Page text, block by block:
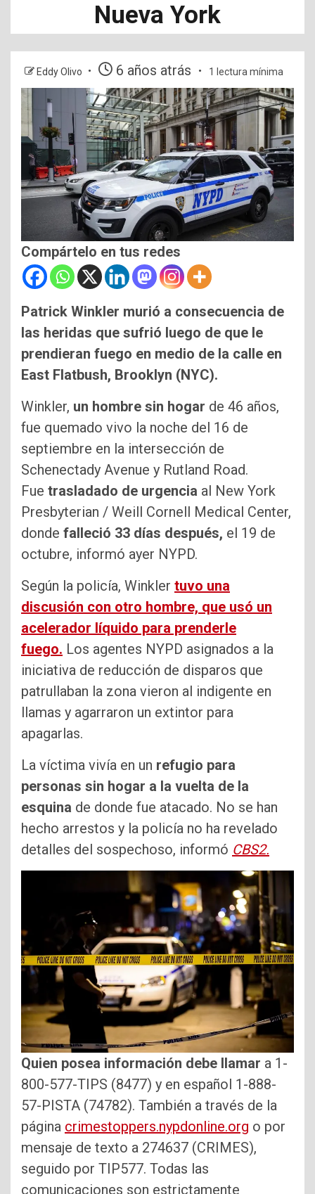
Nueva York
Eddy Olivo 6 años atrás 1 lectura mínima
Compártelo en tus redes
Patrick Winkler murió a consecuencia de
las heridas que sufrió luego de que le
prendieran fuego en medio de la calle en
East Flatbush, Brooklyn (NYC).
Winkler, un hombre sin hogar de 46 años,
fue quemado vivo la noche del 16 de
septiembre en la intersección de
Schenectady Avenue y Rutland Road.
Fue trasladado de urgencia al New York
Presbyterian / Weill Cornell Medical Center,
donde falleció 33 días después, el 19 de
octubre, informó ayer NYPD.
Según la policía, Winkler tuvo una
discusión con otro hombre, que usó un
acelerador líquido para prenderle
fuego. Los agentes NYPD asignados a la
iniciativa de reducción de disparos que
patrullaban la zona vieron al indigente en
llamas y agarraron un extintor para
apagarlas.
La víctima vivía en un refugio para
personas sin hogar a la vuelta de la
esquina de donde fue atacado. No se han
hecho arrestos y la policía no ha revelado
detalles del sospechoso, informó CBS2.
Quien posea información debe llamar a 1-
800-577-TIPS (8477) y en español 1-888-
57-PISTA (74782). También a través de la
página crimestoppers.nypdonline.org o por
mensaje de texto a 274637 (CRIMES),
seguido por TIP577. Todas las
comunicaciones son estrictamente